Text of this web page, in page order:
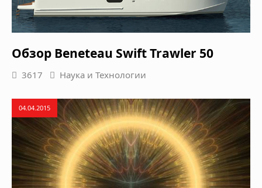
Обзор Beneteau Swift Trawler 50
3617 Наука и Технологии
04.04.2015